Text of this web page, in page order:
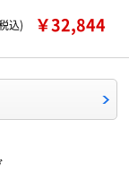
込) ￥32,844